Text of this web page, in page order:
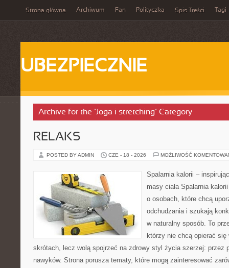
Strona główna Archiwum Fan Polityczka Spis Treści Tagi
UBEZPIECZNIE
Archive for the ‘Joga i stretching’ Category
RELAKS
POSTED BY ADMIN CZE - 18 - 2026 MOŻLIWOŚĆ
Spalarnia kalorii –
masy ciała Spalarnia
o osobach, które chcą
odchudzania i szukają
w naturalny sposób. To
którzy nie chcą opierać się
skrótach, lecz wolą spojrzeć na zdrowy styl życia szerzej: przez
nawyków. Strona porusza tematy, które mogą zainteresować